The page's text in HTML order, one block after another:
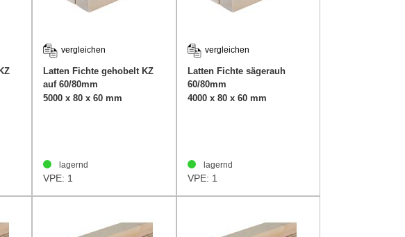
vergleichen
Latten Fichte gehobelt KZ
auf 60/80mm
5000 x 80 x 60 mm
lagernd
VPE: 1
vergleichen
Latten Fichte sägerauh
60/80mm
4000 x 80 x 60 mm
lagernd
VPE: 1